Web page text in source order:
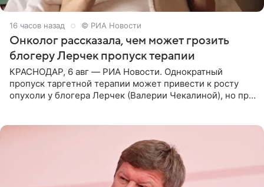
16 часов назад © РИА Новости
Онколог рассказала, чем может грозить
блогеру Лерчек пропуск терапии
КРАСНОДАР, 6 авг — РИА Новости. Однократный
пропуск таргетной терапии может привести к росту
опухоли у блогера Лерчек (Валерии Чекалиной), но при